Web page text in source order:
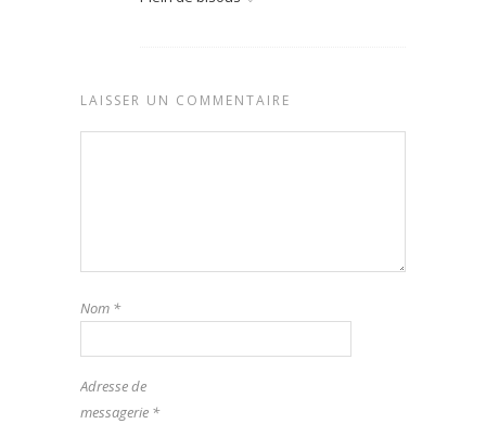
LAISSER UN COMMENTAIRE
Nom *
Adresse de
messagerie *